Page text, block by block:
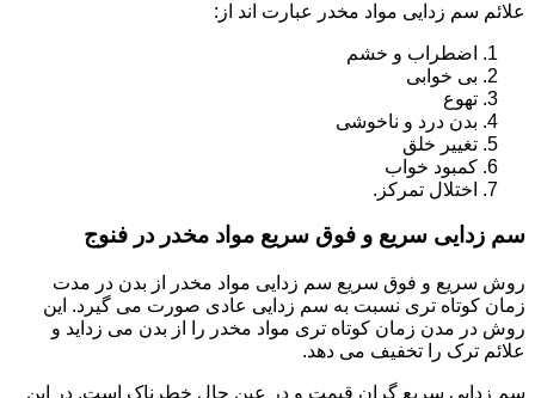
علائم سم زدایی مواد مخدر عبارت اند از:
اضطراب و خشم
بی خوابی
تهوع
بدن درد و ناخوشی
تغییر خلق
کمبود خواب
اختلال تمرکز.
سم زدایی سریع و فوق سریع مواد مخدر در فنوج
روش سریع و فوق سریع سم زدایی مواد مخدر از بدن در مدت
زمان کوتاه تری نسبت به سم زدایی عادی صورت می گیرد. این
روش در مدن زمان کوتاه تری مواد مخدر را از بدن می زداید و
علائم ترک را تخفیف می دهد.
سم زدایی سریع گران قیمت و در عین حال خطرناک است. در این